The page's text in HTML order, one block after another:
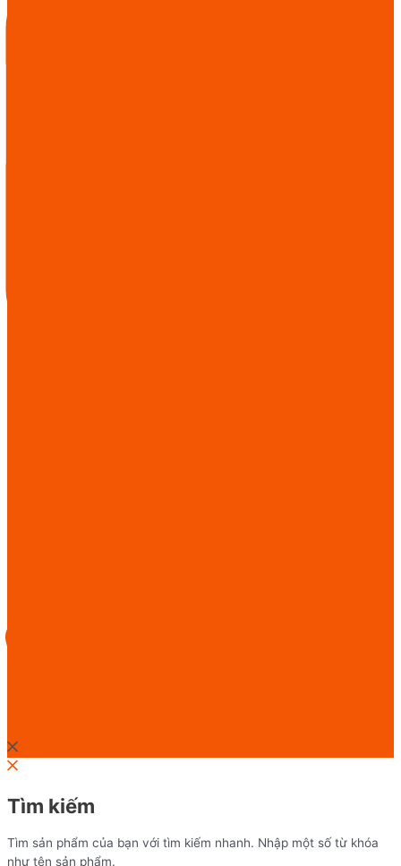
Tìm kiếm
Tìm sản phẩm của bạn với tìm kiếm nhanh. Nhập một số từ khóa
như tên sản phẩm.